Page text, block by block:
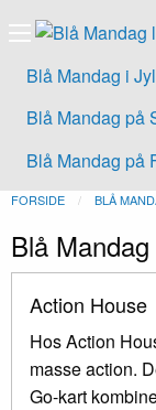
Blå Mandag i
Blå Mandag på
Blå Mandag på
FORSIDE BLÅ
Blå
Action House
Hos Action
masse action.
Go-kart